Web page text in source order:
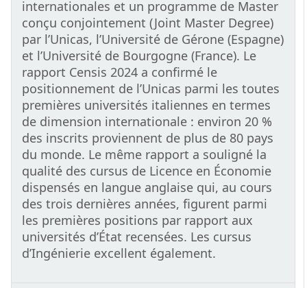
internationales et un programme de Master
conçu conjointement (Joint Master Degree)
par l’Unicas, l’Université de Gérone (Espagne)
et l’Université de Bourgogne (France). Le
rapport Censis 2024 a confirmé le
positionnement de l’Unicas parmi les toutes
premières universités italiennes en termes
de dimension internationale : environ 20 %
des inscrits proviennent de plus de 80 pays
du monde. Le même rapport a souligné la
qualité des cursus de Licence en Économie
dispensés en langue anglaise qui, au cours
des trois dernières années, figurent parmi
les premières positions par rapport aux
universités d’État recensées. Les cursus
d’Ingénierie excellent également.